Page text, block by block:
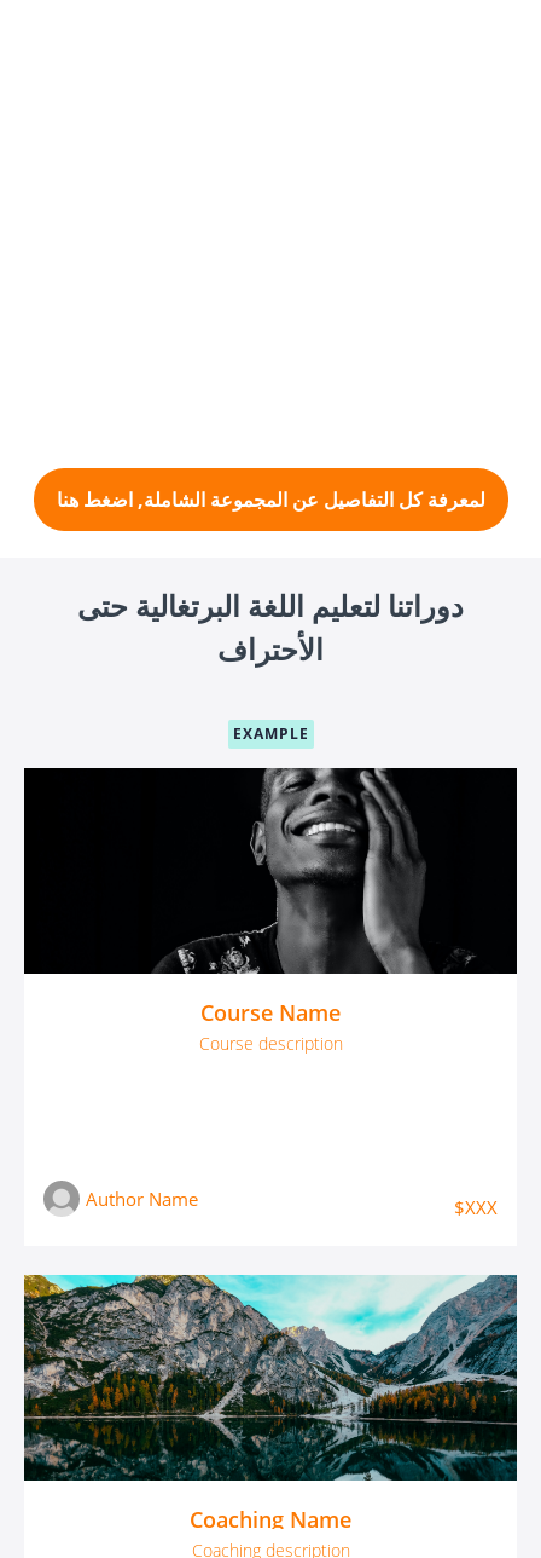
لمعرفة كل التفاصيل عن المجموعة الشاملة, اضغط هنا
دوراتنا لتعليم اللغة البرتغالية حتى
الأحتراف
EXAMPLE
Course Name
Course description
Author Name $XXX
Coaching Name
Coaching description